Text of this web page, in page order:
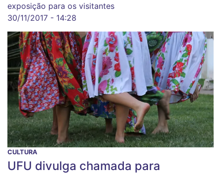
exposição para os visitantes
30/11/2017 - 14:28
CULTURA
UFU divulga chamada para